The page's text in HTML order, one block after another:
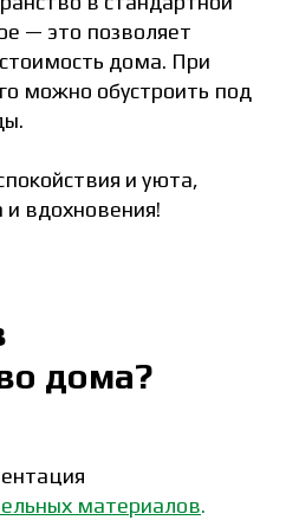
— это позволяет
дома. При
можно обустроить под
и уюта,
и вдохновения!
дома?
материалов.